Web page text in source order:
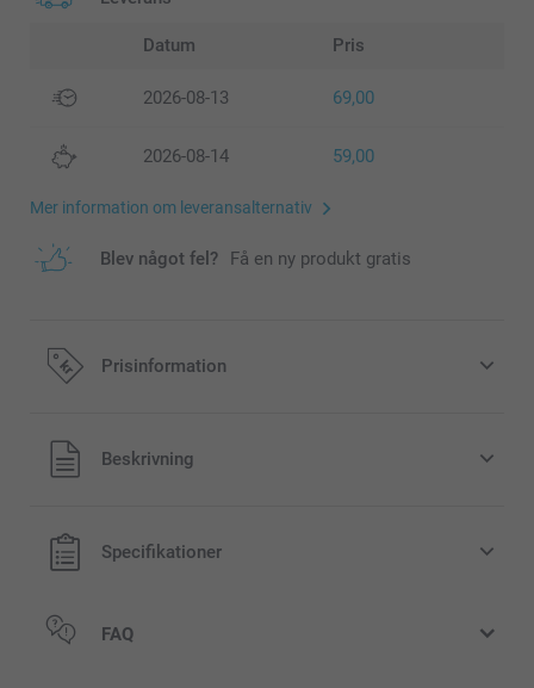
Datum Pris
2026-08-13 69,00
2026-08-14 59,00
Mer information om leveransalternativ
Blev något fel? Få en ny produkt gratis
Prisinformation
Alla priser är i svenska kronor (SEK), inklusive moms och
exklusive porto.
Beskrivning
Specifikationer
FAQ